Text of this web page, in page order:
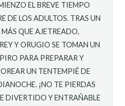
EL BREVE TIEMPO
DE LOS ADULTOS. TRAS UN
QUE AJETREADO,
Y ORUGIO SE TOMAN UN
PARA PREPARAR Y
UN TENTEMPIÉ DE
¡NO TE PIERDAS
DIVERTIDO Y ENTRAÑABLE